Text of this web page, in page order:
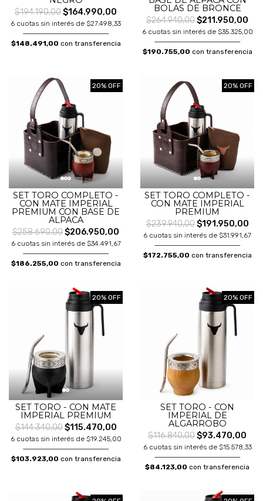
$194.190,00$164.990,00
6 cuotas sin interés de $27.498,33
$148.491,00 con transferencia
BOLAS DE BRONCE
$264.940,00$211.950,00
6 cuotas sin interés de $35.325,00
$190.755,00 con transferencia
20% OFF
SET TORO COMPLETO -
CON MATE IMPERIAL
PREMIUM CON BASE DE
ALPACA
$258.690,00$206.950,00
6 cuotas sin interés de $34.491,67
$186.255,00 con transferencia
20% OFF
SET TORO COMPLETO -
CON MATE IMPERIAL
PREMIUM
$239.940,00$191.950,00
6 cuotas sin interés de $31.991,67
$172.755,00 con transferencia
20% OFF
SET TORO - CON MATE
IMPERIAL PREMIUM
$144.340,00$115.470,00
6 cuotas sin interés de $19.245,00
$103.923,00 con transferencia
20% OFF
SET TORO - CON
IMPERIAL DE
ALGARROBO
$116.840,00$93.470,00
6 cuotas sin interés de $15.578,33
$84.123,00 con transferencia